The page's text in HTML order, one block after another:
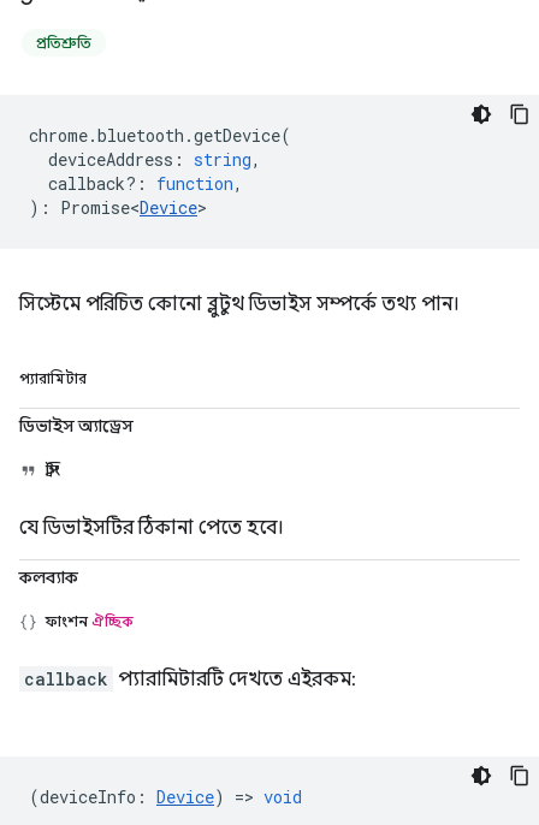
প্রতিশ্রুতি
chrome.bluetooth .getDevice(
deviceAddress : string,
callback? : function,
) : Promise<Device>
সিস্টেমে পরিচিত কোনো ব্লুটুথ ডিভাইস সম্পর্কে তথ্য পান।
প্যারামিটার
ডিভাইস অ্যাড্রেস
স্ট্রিং
যে ডিভাইসটির ঠিকানা পেতে হবে।
কলব্যাক
ফাংশনঐচ্ছিক
callback প্যারামিটারটি দেখতে এইরকম:
(deviceInfo : Device) => void